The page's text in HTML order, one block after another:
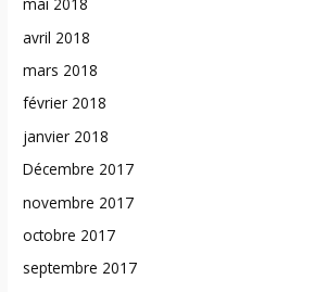
avril 2018
mars 2018
février 2018
janvier 2018
Décembre 2017
novembre 2017
octobre 2017
septembre 2017